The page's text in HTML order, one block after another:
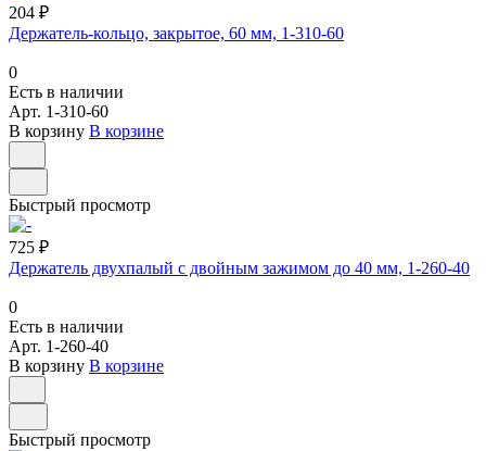
204 ₽
Держатель-кольцо, закрытое, 60 мм, 1-310-60
0
Есть в наличии
Арт. 1-310-60
В корзину В корзине
Быстрый просмотр
725 ₽
Держатель двухпалый с двойным зажимом до 40 мм, 1-260-40
0
Есть в наличии
Арт. 1-260-40
В корзину В корзине
Быстрый просмотр